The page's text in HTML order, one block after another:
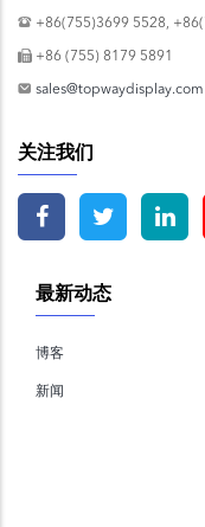
+86(755)3699 5528,
+86 (755) 8179 5891
sales@topwaydisplay.com
关注我们
最新动态
博客
新闻